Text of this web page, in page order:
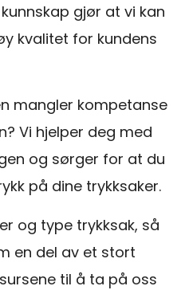
gjør at vi kan
kvalitet for kundens
mangler kompetanse
Vi hjelper deg med
og sørger for at du
på dine trykksaker.
og type trykksak, så
en del av et stort
til å ta på oss